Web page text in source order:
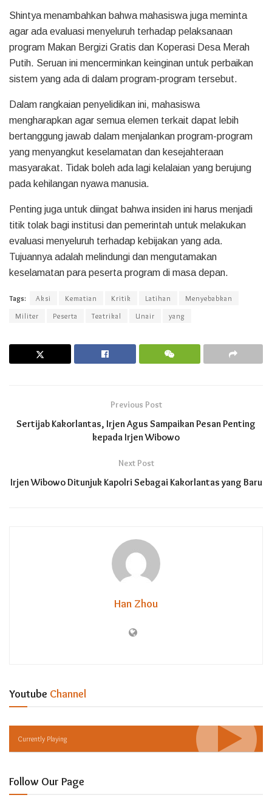
Shintya menambahkan bahwa mahasiswa juga meminta
agar ada evaluasi menyeluruh terhadap pelaksanaan
program Makan Bergizi Gratis dan Koperasi Desa Merah
Putih. Seruan ini mencerminkan keinginan untuk perbaikan
sistem yang ada di dalam program-program tersebut.
Dalam rangkaian penyelidikan ini, mahasiswa
mengharapkan agar semua elemen terkait dapat lebih
bertanggung jawab dalam menjalankan program-program
yang menyangkut keselamatan dan kesejahteraan
masyarakat. Tidak boleh ada lagi kelalaian yang berujung
pada kehilangan nyawa manusia.
Penting juga untuk diingat bahwa insiden ini harus menjadi
titik tolak bagi institusi dan pemerintah untuk melakukan
evaluasi menyeluruh terhadap kebijakan yang ada.
Tujuannya adalah melindungi dan mengutamakan
keselamatan para peserta program di masa depan.
Tags: Aksi Kematian Kritik Latihan
Menyebabkan
Militer
Peserta Teatrikal Unair yang
Previous Post
Sertijab Kakorlantas, Irjen Agus Sampaikan Pesan Penting
kepada Irjen Wibowo
Next Post
Irjen Wibowo Ditunjuk Kapolri Sebagai Kakorlantas yang Baru
Han Zhou
Youtube Channel
Currently Playing
Follow Our Page